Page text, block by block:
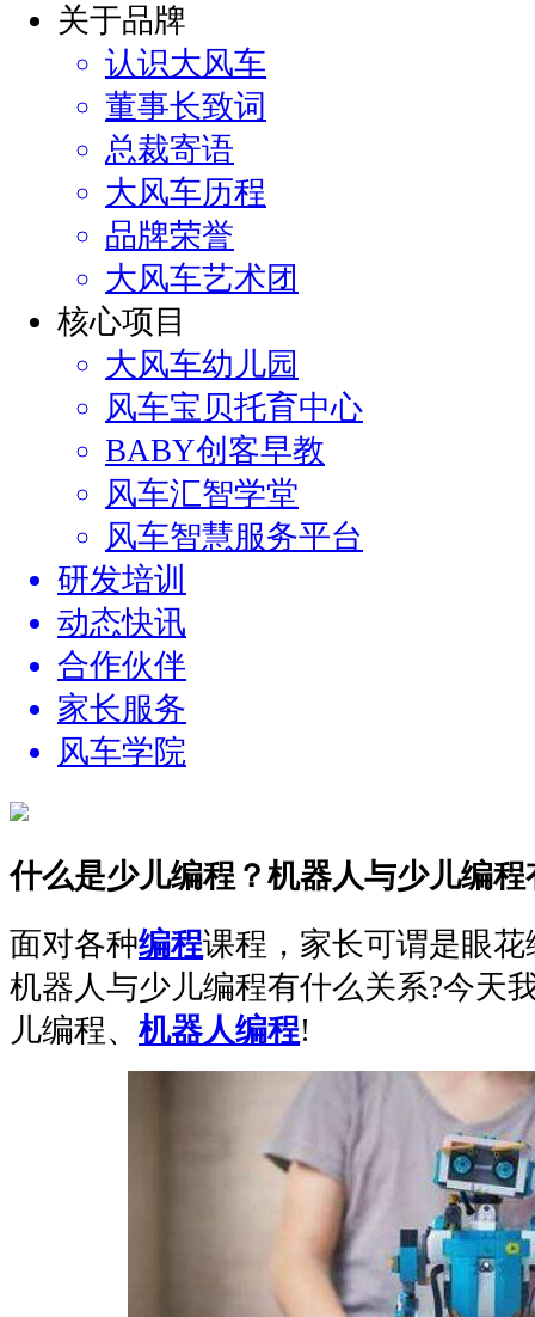
关于品牌
认识大风车
董事长致词
总裁寄语
大风车历程
品牌荣誉
大风车艺术团
核心项目
大风车幼儿园
风车宝贝托育中心
BABY创客早教
风车汇智学堂
风车智慧服务平台
研发培训
动态快讯
合作伙伴
家长服务
风车学院
什么是少儿编程？机器人与少儿编
面对各种编程课程，家长可谓是眼
机器人与少儿编程有什么关系?今天
儿编程、 机器人编程!